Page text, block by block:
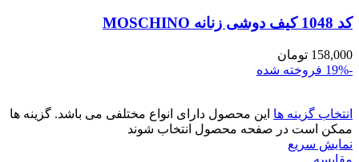
کد 1048 کیف دوشی زنانه MOSCHINO
158,000 تومان
-19%
فروخته شده
انتخاب گزینه ها این محصول دارای انواع مختلفی می باشد. گزینه ها
ممکن است در صفحه محصول انتخاب شوند
نمایش سریع
مقايسه